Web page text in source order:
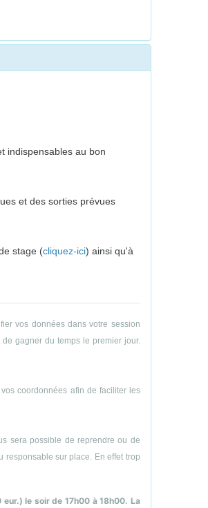
indispensables au bon
et des sorties prévues
stage (cliquez-ici) ainsi qu'à
vos données dans votre session
gagner du temps le premier jour.
coordonnées afin de faciliter les
sera possible de reprendre ou de
responsable sur place. En effet trop
le soir de 17h00 à 18h00. La